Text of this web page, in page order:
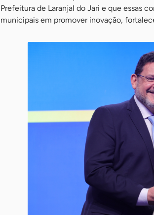
Prefeitura de Laranjal do Jari e que essas
municipais em promover inovação,